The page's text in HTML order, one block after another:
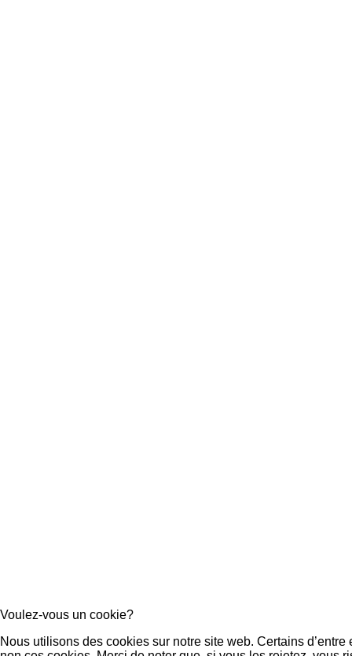
Voulez-vous un cookie?
Nous utilisons des cookies sur notre site web. Certains